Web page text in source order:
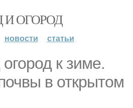
И ОГОРОД
новости статьи
к зиме.
в открытом